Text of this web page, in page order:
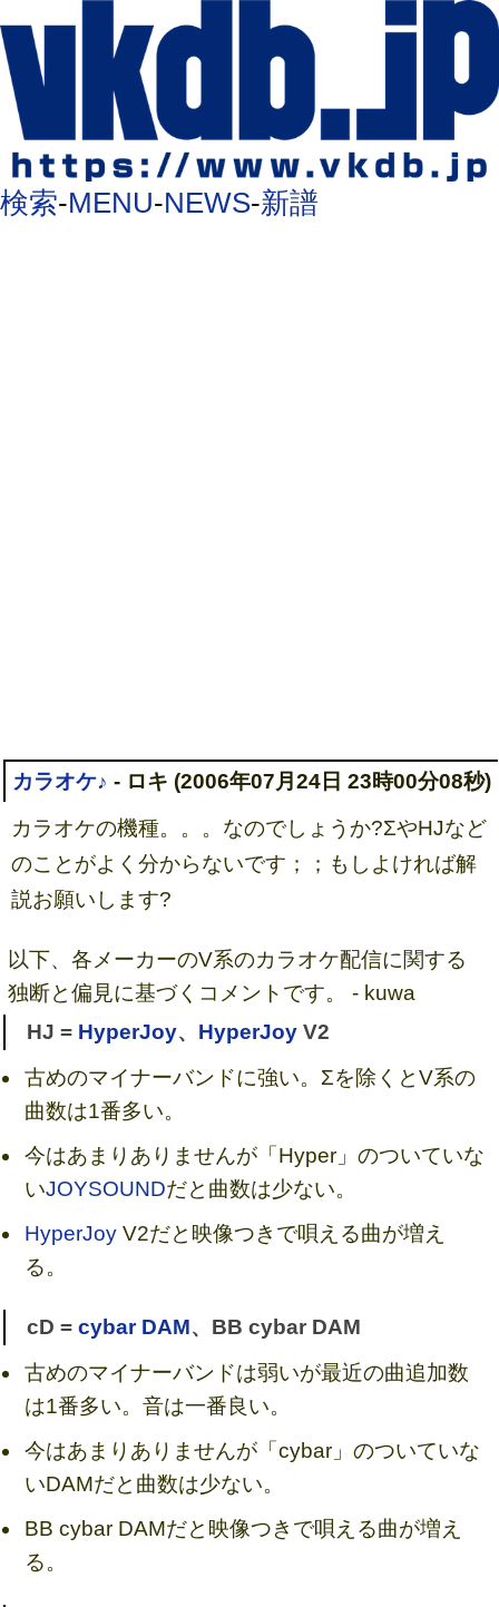
検索-MENU-NEWS-新譜
カラオケ♪ - ロキ (2006年07月24日 23時00分08秒)
カラオケの機種。。。なのでしょうか?ΣやHJなど
のことがよく分からないです；；もしよければ解
説お願いします?
以下、各メーカーのV系のカラオケ配信に関する
独断と偏見に基づくコメントです。 - kuwa
HJ = HyperJoy、 HyperJoyV2
古めのマイナーバンドに強い。Σを除くとV系の
曲数は1番多い。
今はあまりありませんが「Hyper」のついていな
いJOYSOUNDだと曲数は少ない。
HyperJoyV2だと映像つきで唄える曲が増え
る。
cD = cybar DAM、BB cybar DAM
古めのマイナーバンドは弱いが最近の曲追加数
は1番多い。音は一番良い。
今はあまりありませんが「cybar」のついていな
いDAMだと曲数は少ない。
BB cybar DAMだと映像つきで唄える曲が増え
る。